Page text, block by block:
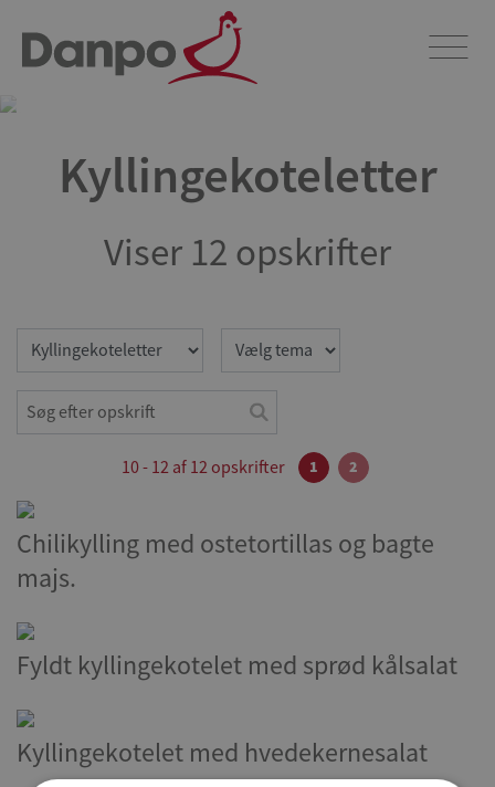
Opskrifter
Dyk ned i vores verden af fristende kyllingeopskrifter og lad dig
Kyllingekoteletter
Viser 12 opskrifter
10 - 12 af 12 opskrifter 1 2
Chilikylling med ostetortillas og bagte
majs.
Fyldt kyllingekotelet med sprød kålsalat
Kyllingekotelet med hvedekernesalat